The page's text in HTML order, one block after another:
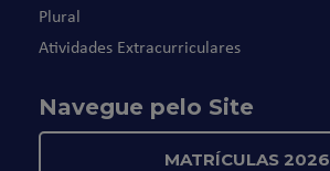
Plural
Atividades Extracurriculares
Navegue pelo Site
MATRÍCULAS 2026